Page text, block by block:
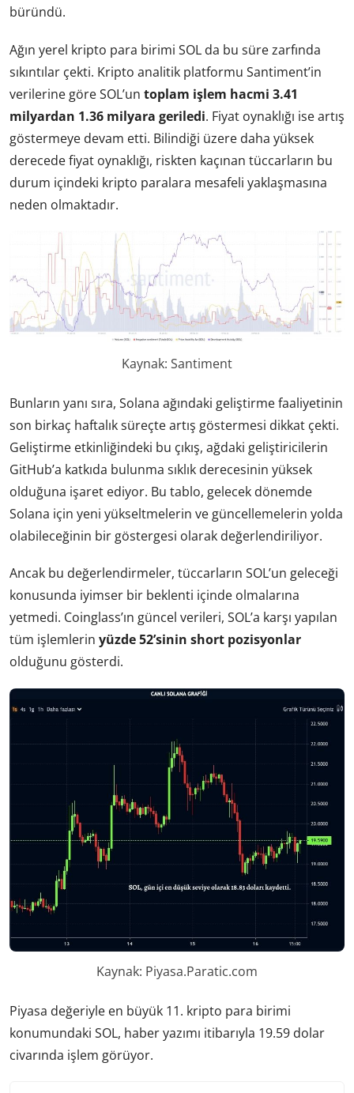
büründü.
Ağın yerel kripto para birimi SOL da bu süre zarfında
sıkıntılar çekti. Kripto analitik platformu Santiment’in
verilerine göre SOL’un toplam işlem hacmi 3.41
milyardan 1.36 milyara geriledi. Fiyat oynaklığı ise artış
göstermeye devam etti. Bilindiği üzere daha yüksek
derecede fiyat oynaklığı, riskten kaçınan tüccarların bu
durum içindeki kripto paralara mesafeli yaklaşmasına
neden olmaktadır.
Kaynak: Santiment
Bunların yanı sıra, Solana ağındaki geliştirme faaliyetinin
son birkaç haftalık süreçte artış göstermesi dikkat çekti.
Geliştirme etkinliğindeki bu çıkış, ağdaki geliştiricilerin
GitHub’a katkıda bulunma sıklık derecesinin yüksek
olduğuna işaret ediyor. Bu tablo, gelecek dönemde
Solana için yeni yükseltmelerin ve güncellemelerin yolda
olabileceğinin bir göstergesi olarak değerlendiriliyor.
Ancak bu değerlendirmeler, tüccarların SOL’un geleceği
konusunda iyimser bir beklenti içinde olmalarına
yetmedi. Coinglass’ın güncel verileri, SOL’a karşı yapılan
tüm işlemlerin yüzde 52’sinin short pozisyonlar
olduğunu gösterdi.
Kaynak: Piyasa.Paratic.com
Piyasa değeriyle en büyük 11. kripto para birimi
konumundaki SOL, haber yazımı itibarıyla 19.59 dolar
civarında işlem görüyor.